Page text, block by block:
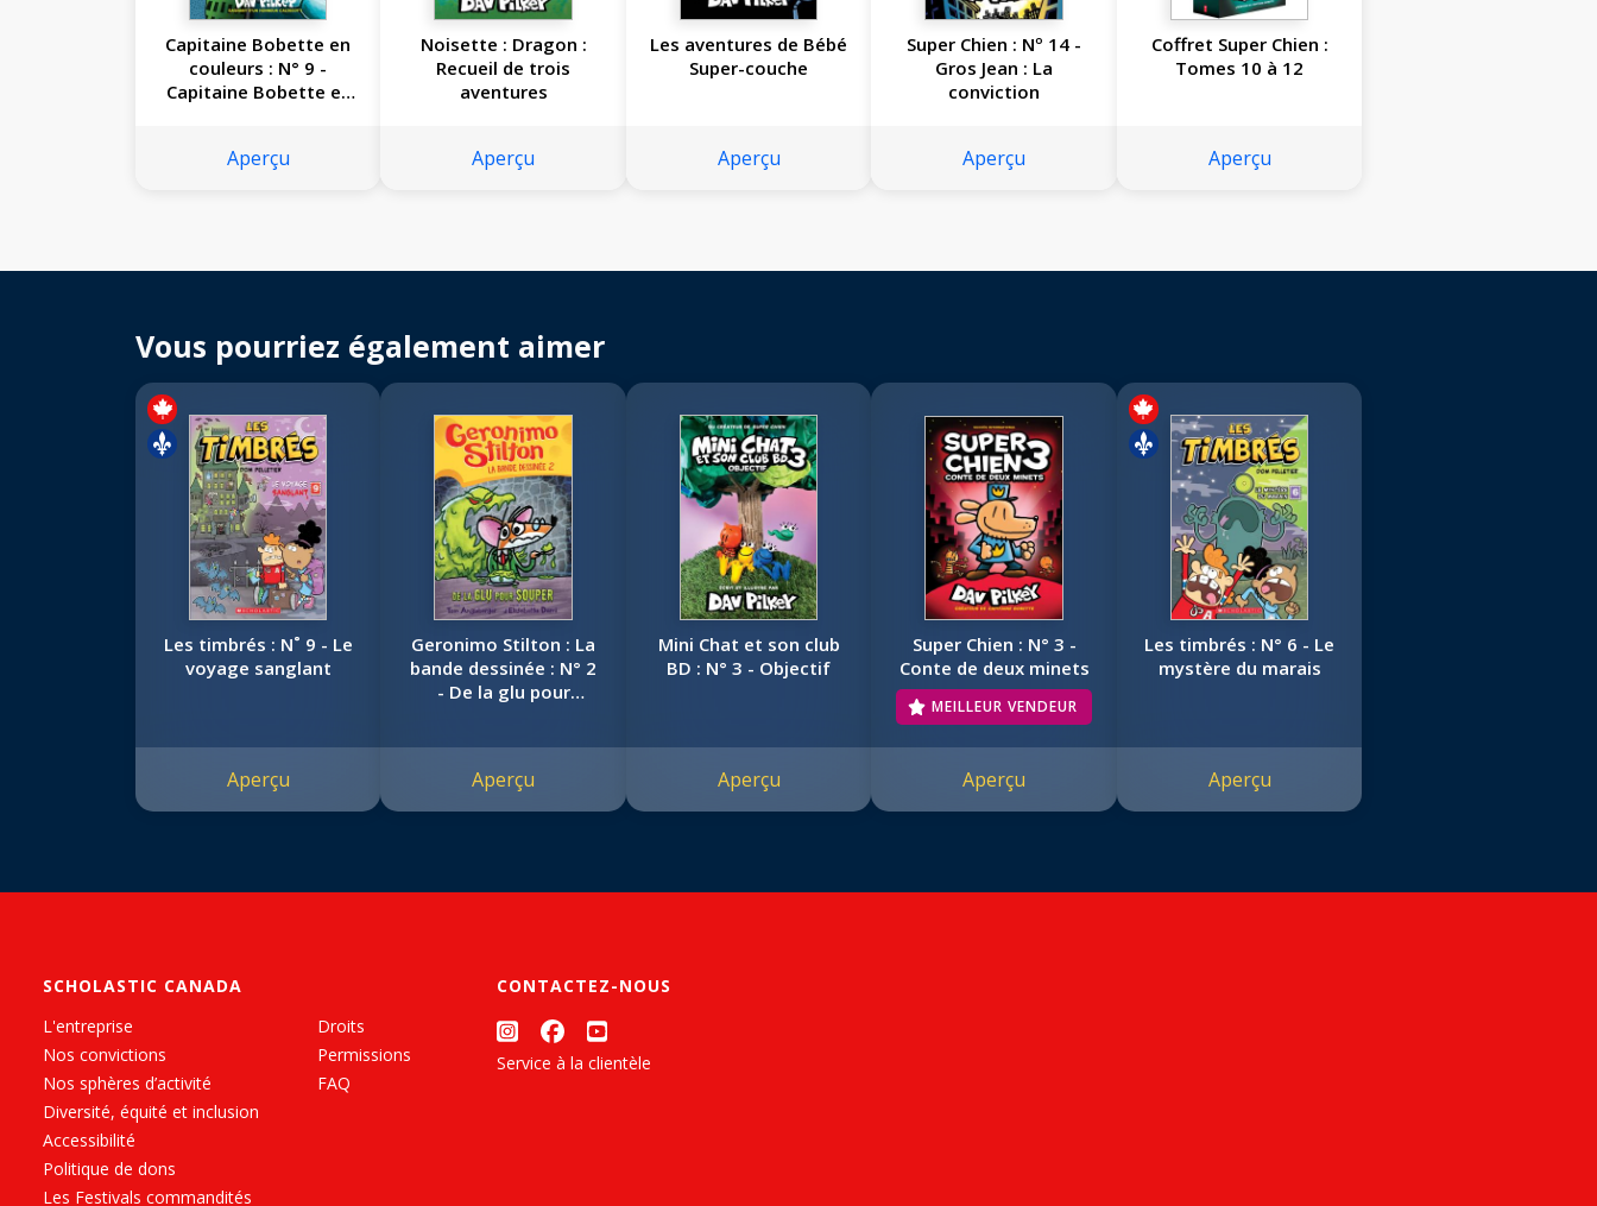
Capitaine Bobette en
couleurs : N° 9 -
Capitaine Bobette et
Aperçu
Noisette : Dragon :
Recueil de trois
aventures
Aperçu
Les aventures de Bébé
Super-couche
Aperçu
Super Chien : Nº 14 -
Gros Jean : La
conviction
Aperçu
Coffret Super Chien :
Tomes 10 à 12
Aperçu
Vous pourriez également aimer
Les timbrés : N˚ 9 - Le
voyage sanglant
Aperçu
Geronimo Stilton : La
bande dessinée : N° 2
- De la glu pour
Aperçu
Mini Chat et son club
BD : N° 3 - Objectif
Aperçu
Super Chien : N° 3 -
Conte de deux minets
MEILLEUR VENDEUR
Aperçu
Les timbrés : N° 6 - Le
mystère du marais
Aperçu
SCHOLASTIC CANADA
L'entreprise
Nos convictions
Nos sphères d’activité
Diversité, équité et inclusion
Accessibilité
Politique de dons
Les Festivals commandités
Droits
Permissions
FAQ
CONTACTEZ-NOUS
Service à la clientèle